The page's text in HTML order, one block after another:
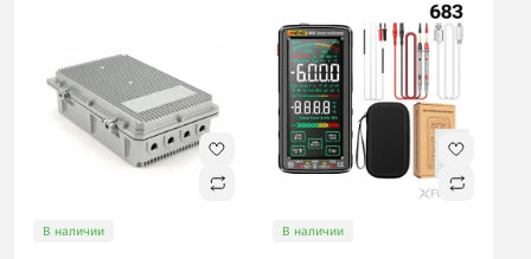
В наличии В наличии